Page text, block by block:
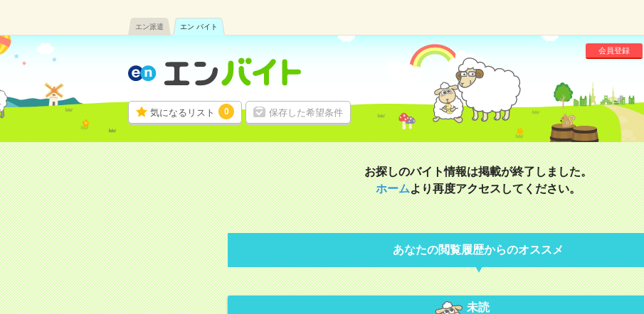
エン派遣 エン バイト
気になるリスト 0 保存した希望条件
会員登録
お探しのバイト情報は掲載が終了しました。
ホームより再度アクセスしてください。
あなたの閲覧履歴からのオススメ
未読